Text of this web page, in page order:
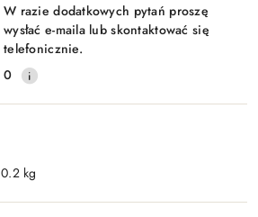
W razie dodatkowych pytań proszę
wysłać e-maila lub skontaktować się
telefonicznie.
0
0.2 kg